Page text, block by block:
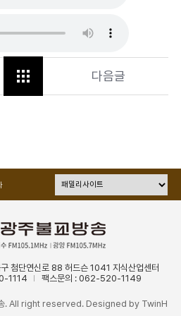
다음글
첨단연신로 88 허드슨 1041 지식산업센터
1114 팩스문의 : 062-520-1149
. All right reserved. Designed by TwinH